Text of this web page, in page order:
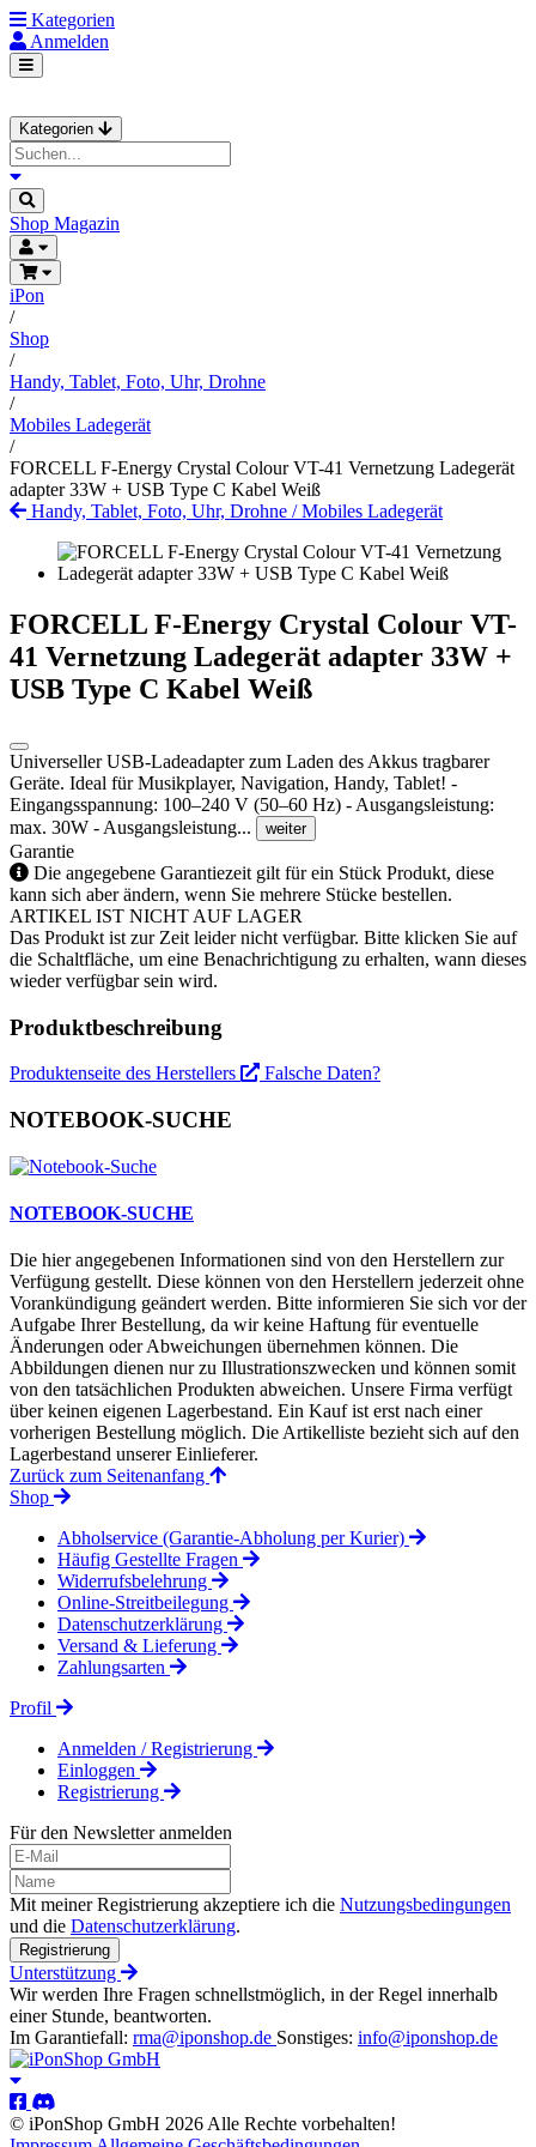
Kategorien
Anmelden
Kategorien
Shop Magazin
iPon
/
Shop
/
Handy, Tablet, Foto, Uhr, Drohne
/
Mobiles Ladegerät
/
FORCELL F-Energy Crystal Colour VT-41 Vernetzung Ladegerät
adapter 33W + USB Type C Kabel Weiß
Handy, Tablet, Foto, Uhr, Drohne /Mobiles Ladegerät
FORCELL F-Energy Crystal Colour VT-
41 Vernetzung Ladegerät adapter 33W +
USB Type C Kabel Weiß
Universeller USB-Ladeadapter zum Laden des Akkus tragbarer
Geräte. Ideal für Musikplayer, Navigation, Handy, Tablet! -
Eingangsspannung: 100–240 V (50–60 Hz) - Ausgangsleistung:
max. 30W - Ausgangsleistung...
weiter
Garantie
Die angegebene Garantiezeit gilt für ein Stück Produkt, diese
kann sich aber ändern, wenn Sie mehrere Stücke bestellen.
ARTIKEL IST NICHT AUF LAGER
Das Produkt ist zur Zeit leider nicht verfügbar. Bitte klicken Sie auf
die Schaltfläche, um eine Benachrichtigung zu erhalten, wann dieses
wieder verfügbar sein wird.
Produktbeschreibung
Produktenseite des Herstellers Falsche Daten?
NOTEBOOK-SUCHE
NOTEBOOK-SUCHE
Die hier angegebenen Informationen sind von den Herstellern zur
Verfügung gestellt. Diese können von den Herstellern jederzeit ohne
Vorankündigung geändert werden. Bitte informieren Sie sich vor der
Aufgabe Ihrer Bestellung, da wir keine Haftung für eventuelle
Änderungen oder Abweichungen übernehmen können. Die
Abbildungen dienen nur zu Illustrationszwecken und können somit
von den tatsächlichen Produkten abweichen. Unsere Firma verfügt
über keinen eigenen Lagerbestand. Ein Kauf ist erst nach einer
vorherigen Bestellung möglich. Die Artikelliste bezieht sich auf den
Lagerbestand unserer Einlieferer.
Zurück zum Seitenanfang
Shop
Abholservice (Garantie-Abholung per Kurier)
Häufig Gestellte Fragen
Widerrufsbelehrung
Online-Streitbeilegung
Datenschutzerklärung
Versand & Lieferung
Zahlungsarten
Profil
Anmelden / Registrierung
Einloggen
Registrierung
Für den Newsletter anmelden
Mit meiner Registrierung akzeptiere ich die Nutzungsbedingungen
und die Datenschutzerklärung.
Registrierung
Unterstützung
Wir werden Ihre Fragen schnellstmöglich, in der Regel innerhalb
einer Stunde, beantworten.
Im Garantiefall: rma@iponshop.de Sonstiges: info@iponshop.de
© iPonShop GmbH 2026 Alle Rechte vorbehalten!